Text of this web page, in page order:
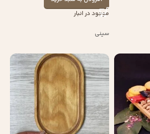
موجود در انبار
سینی